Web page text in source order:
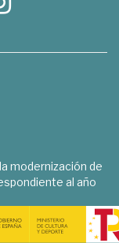
modernización de
al año